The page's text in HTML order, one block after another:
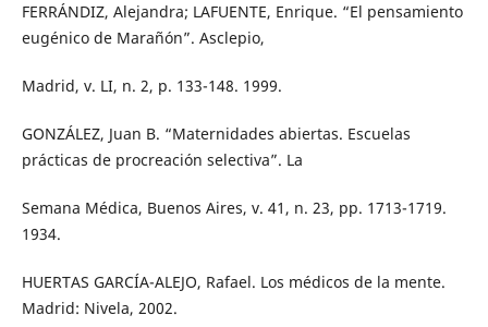
FERRÁNDIZ, Alejandra; LAFUENTE, Enrique. “El pensamiento
eugénico de Marañón”. Asclepio,
Madrid, v. LI, n. 2, p. 133-148. 1999.
GONZÁLEZ, Juan B. “Maternidades abiertas. Escuelas
prácticas de procreación selectiva”. La
Semana Médica, Buenos Aires, v. 41, n. 23, pp. 1713-1719.
1934.
HUERTAS GARCÍA-ALEJO, Rafael. Los médicos de la mente.
Madrid: Nivela, 2002.